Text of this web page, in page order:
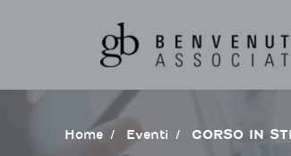
Home Eventi CORSO IN